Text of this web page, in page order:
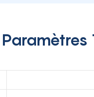
Paramètres